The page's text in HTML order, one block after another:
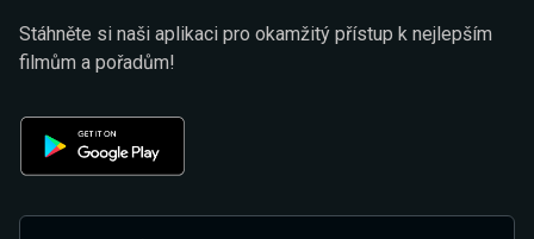
Stáhněte si naši aplikaci pro okamžitý přístup k nejlepším
filmům a pořadům!